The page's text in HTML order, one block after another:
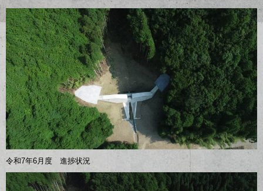
令和7年6月度 進捗状況